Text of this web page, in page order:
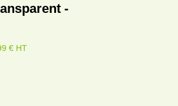
-
€ HT